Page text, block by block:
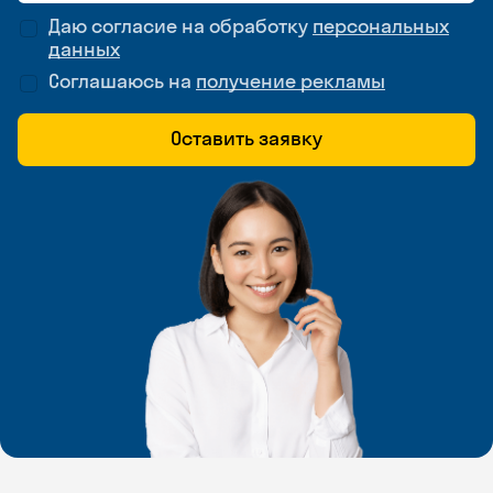
Даю согласие на обработку персональных
данных
Соглашаюсь на получение рекламы
Оставить заявку